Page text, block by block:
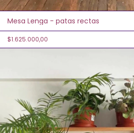
Mesa Lenga - patas rectas
$1.625.000,00